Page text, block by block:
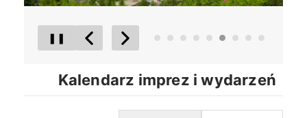
❚❚
Poprzedni Element
Następny Element
Kalendarz imprez i wydarzeń